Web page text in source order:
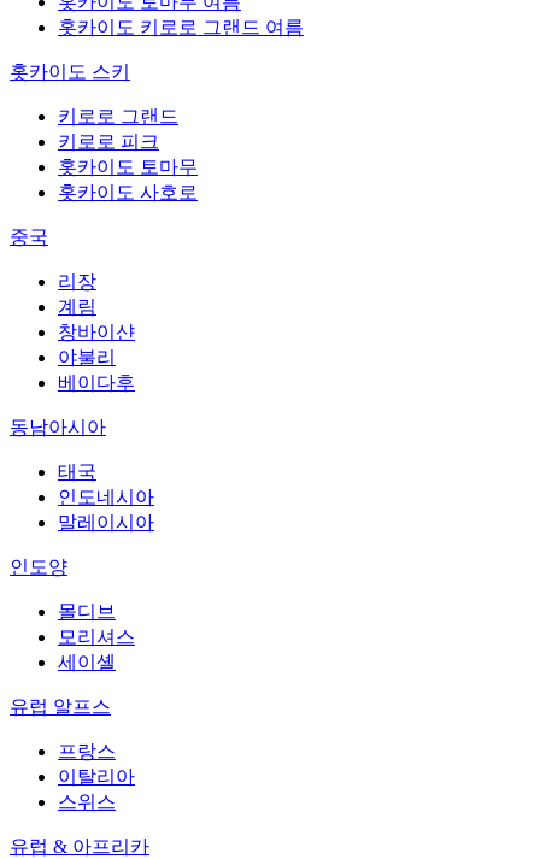
홋카이도 키로로 그랜드 여름
홋카이도 스키
키로로 그랜드
키로로 피크
홋카이도 토마무
홋카이도 사호로
중국
리장
계림
창바이샨
야불리
베이다후
동남아시아
태국
인도네시아
말레이시아
인도양
몰디브
모리셔스
세이셸
유럽 알프스
프랑스
이탈리아
스위스
유럽 & 아프리카